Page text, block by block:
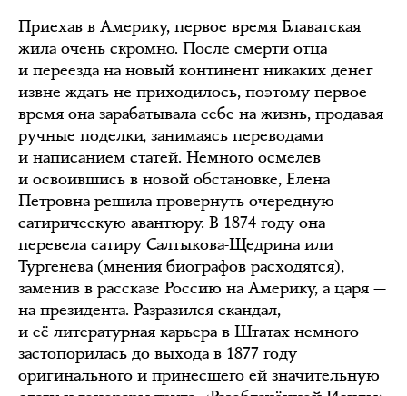
Приехав в Америку, первое время Блаватская
жила очень скромно. После смерти отца
и переезда на новый континент никаких денег
извне ждать не приходилось, поэтому первое
время она зарабатывала себе на жизнь, продавая
ручные поделки, занимаясь переводами
и написанием статей. Немного осмелев
и освоившись в новой обстановке, Елена
Петровна решила провернуть очередную
сатирическую авантюру. В 1874 году она
перевела сатиру Салтыкова-Щедрина или
Тургенева (мнения биографов расходятся),
заменив в рассказе Россию на Америку, а царя —
на президента. Разразился скандал,
и её литературная карьера в Штатах немного
застопорилась до выхода в 1877 году
оригинального и принесшего ей значительную